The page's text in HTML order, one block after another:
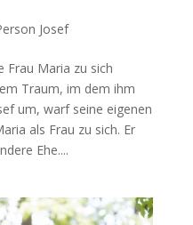
Josef
Frau Maria zu sich
im dem ihm
um, warf seine eigenen
als Frau zu sich. Er
Ehe....